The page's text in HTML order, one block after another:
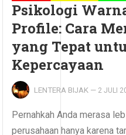
Psikologi
Profile: Cara
yang Tepat
Kepercayaan
LENTERA BIJAK — 2 JULI
Pernahkah Anda merasa
perusahaan hanya karena